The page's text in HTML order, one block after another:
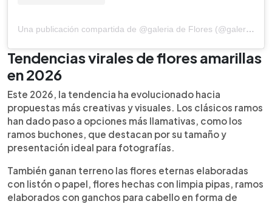
Una publicación compartida de @galeria de Flores (@galeriadefloresfloristeria)
Tendencias virales de flores amarillas
en 2026
Este 2026, la tendencia ha evolucionado hacia
propuestas más creativas y visuales. Los clásicos ramos
han dado paso a opciones más llamativas, como los
ramos buchones, que destacan por su tamaño y
presentación ideal para fotografías.
También ganan terreno las flores eternas elaboradas
con listón o papel, flores hechas con limpia pipas, ramos
elaborados con ganchos para cabello en forma de